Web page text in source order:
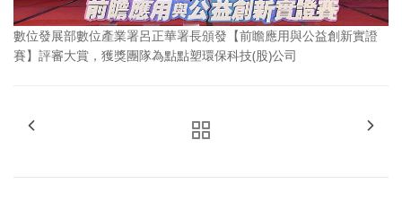
數位發展部數位產業署呂正華署長頒發【前瞻應用與公益創新實證
賽】評審大賞，獲獎團隊為點點塑環保科技(股)公司